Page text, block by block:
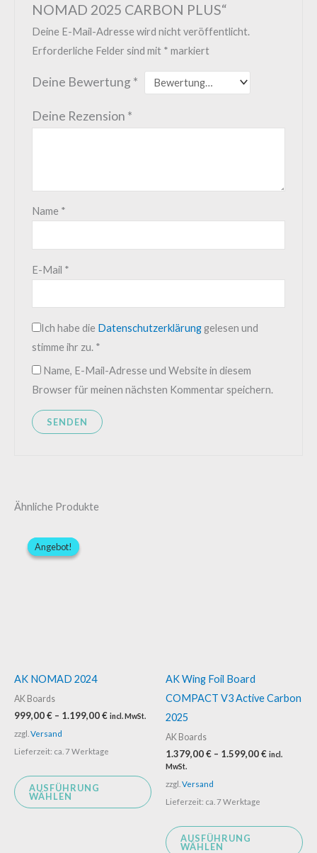
NOMAD 2025 CARBON PLUS“
Deine E-Mail-Adresse wird nicht veröffentlicht.
Erforderliche Felder sind mit * markiert
Deine Bewertung *
Deine Rezension *
Name *
E-Mail *
Ich habe die Datenschutzerklärunggelesen und
stimme ihr zu. *
Name, E-Mail-Adresse und Website in diesem
Browser für meinen nächsten Kommentar speichern.
Ähnliche Produkte
Angebot!
Angebot!
AK NOMAD 2024
AK Boards
999,00€ – 1.199,00€ incl. MwSt.
zzgl. Versand
Lieferzeit: ca. 7 Werktage
AUSFÜHRUNG
WÄHLEN
können
der
Produktseite
gewählt
werden
AK Wing Foil Board
COMPACT V3 Active Carbon
2025
AK Boards
1.379,00€ – 1.599,00€ incl.
MwSt.
zzgl. Versand
Lieferzeit: ca. 7 Werktage
AUSFÜHRUNG
WÄHLEN